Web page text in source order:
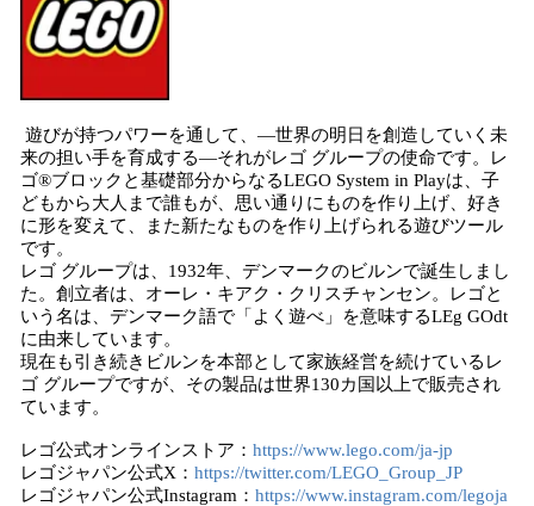
遊びが持つパワーを通して、—世界の明日を創造していく未
来の担い手を育成する—それがレゴ グループの使命です。レ
ゴ®ブロックと基礎部分からなるLEGO System in Playは、子
どもから大人まで誰もが、思い通りにものを作り上げ、好き
に形を変えて、また新たなものを作り上げられる遊びツール
です。
レゴ グループは、1932年、デンマークのビルンで誕生しまし
た。創立者は、オーレ・キアク・クリスチャンセン。レゴと
いう名は、デンマーク語で「よく遊べ」を意味するLEg GOdt
に由来しています。
現在も引き続きビルンを本部として家族経営を続けているレ
ゴ グループですが、その製品は世界130カ国以上で販売され
ています。
レゴ公式オンラインストア： https://www.lego.com/ja-jp
レゴジャパン公式X： https://twitter.com/LEGO_Group_JP
レゴジャパン公式Instagram： https://www.instagram.com/legoja